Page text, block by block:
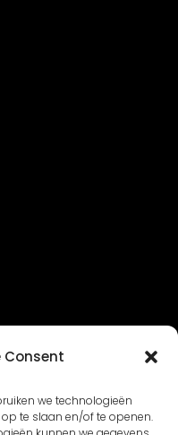
Consent
we technologieën
te slaan en/of te openen.